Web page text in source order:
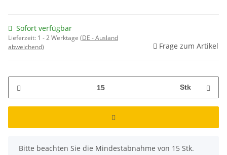
Sofort verfügbar
Lieferzeit: 1 - 2 Werktage (DE - Ausland
abweichend)
Frage zum Artikel
Stk
x
Bitte beachten Sie die Mindestabnahme von 15 Stk.